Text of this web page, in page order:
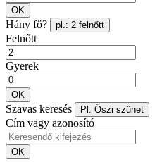
OK
Hány fő? pl.: 2 felnőtt
Felnőtt
Gyerek
OK
Szavas keresés Pl: Őszi szünet
Cím vagy azonosító
OK